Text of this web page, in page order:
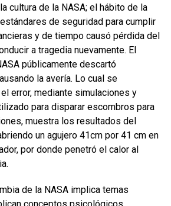
cultura de la NASA; el hábito de la
de seguridad para cumplir
y de tiempo causó pérdida del
a tragedia nuevamente. El
públicamente descartó
la avería. Lo cual se
error, mediante simulaciones y
para disparar escombros para
muestra los resultados del
un agujero 41cm por 41 cm en
por donde penetró el calor al
de la NASA implica temas